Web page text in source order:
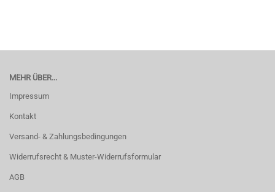
MEHR ÜBER...
Impressum
Kontakt
Versand- & Zahlungsbedingungen
Widerrufsrecht & Muster-Widerrufsformular
AGB